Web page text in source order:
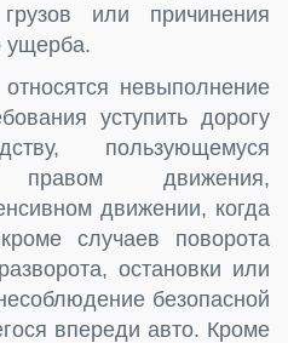
или причинения
ущерба.
невыполнение
уступить дорогу
пользующемуся
правом движения,
движении, когда
случаев поворота
остановки или
безопасной
впереди авто. Кроме